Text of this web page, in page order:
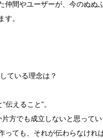
仲間やユーザーが、今のぬぬ
す。
ている理念は？
伝えること”。
方でも成立しないと思ってい
っても、それが伝わらなけれ